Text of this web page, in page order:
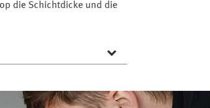
die Schichtdicke und die